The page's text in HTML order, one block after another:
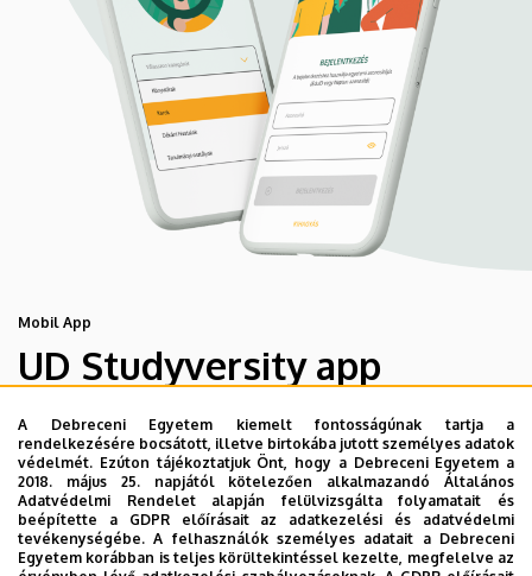
Mobil App
UD Studyversity app
Engedd meg, hogy figyelmedbe ajánljuk a Debreceni
Egyetem új applikációját, melyet hallgatói számára
készített. Az alkalmazás bevezetésével célunk, hogy
segítsünk eligazodni az egyetemi mindennapokban, a
tanulmányaiddal kapcsolatban gyorsan elérhető
A Debreceni Egyetem kiemelt fontosságúnak tartja a
rendelkezésére bocsátott, illetve birtokába jutott személyes adatok
védelmét. Ezúton tájékoztatjuk Önt, hogy a Debreceni Egyetem a
2018. május 25. napjától kötelezően alkalmazandó Általános
Adatvédelmi Rendelet alapján felülvizsgálta folyamatait és
beépítette a GDPR előírásait az adatkezelési és adatvédelmi
tevékenységébe. A felhasználók személyes adatait a Debreceni
Egyetem korábban is teljes körültekintéssel kezelte, megfelelve az